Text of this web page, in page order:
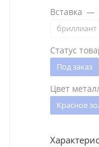
Вставка —
бриллиант
Статус
Под заказ
Цвет
Красное